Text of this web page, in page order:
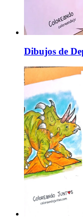
Dibujos de